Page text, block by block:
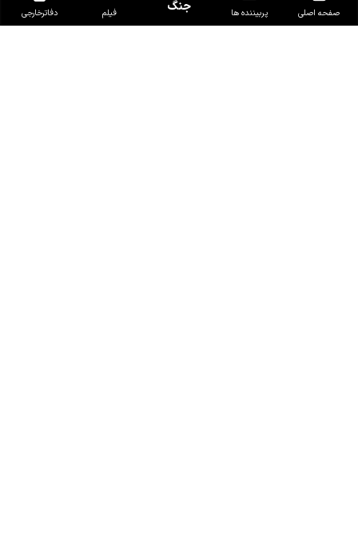
صفحه اصلی پربیننده ها جنگ فیلم دفاتر‌خارجی